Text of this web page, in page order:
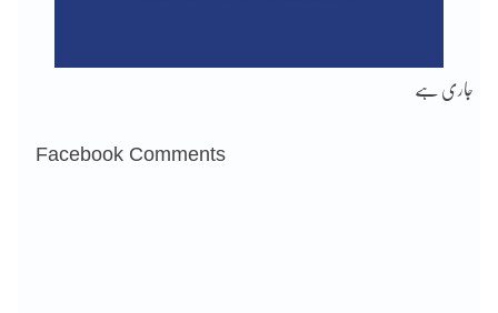
جاری ہے
Facebook Comments